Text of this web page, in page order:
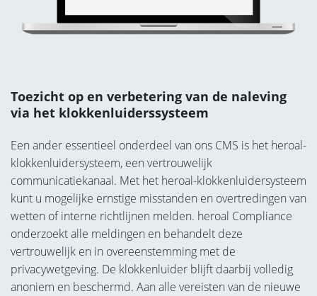
Toezicht op en verbetering van de naleving
via het klokkenluiderssysteem
Een ander essentieel onderdeel van ons CMS is het heroal-
klokkenluidersysteem, een vertrouwelijk
communicatiekanaal. Met het heroal-klokkenluidersysteem
kunt u mogelijke ernstige misstanden en overtredingen van
wetten of interne richtlijnen melden. heroal Compliance
onderzoekt alle meldingen en behandelt deze
vertrouwelijk en in overeenstemming met de
privacywetgeving. De klokkenluider blijft daarbij volledig
anoniem en beschermd. Aan alle vereisten van de nieuwe